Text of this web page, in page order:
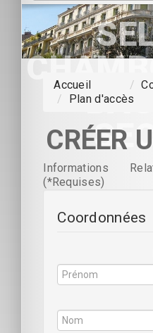
Accueil
Le Cabinet
Tarification
Coordonnées &
-
Accueil /
/
Plan d'accès
CRÉER
Informations
(*Requises)
Coordonnées